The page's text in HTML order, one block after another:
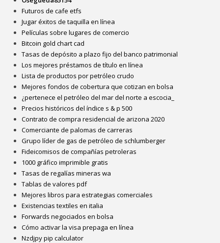
Futuros de cafe etfs
Jugar éxitos de taquilla en línea
Películas sobre lugares de comercio
Bitcoin gold chart cad
Tasas de depósito a plazo fijo del banco patrimonial
Los mejores préstamos de título en línea
Lista de productos por petróleo crudo
Mejores fondos de cobertura que cotizan en bolsa
¿pertenece el petróleo del mar del norte a escocia_
Precios históricos del índice s & p 500
Contrato de compra residencial de arizona 2020
Comerciante de palomas de carreras
Grupo líder de gas de petróleo de schlumberger
Fideicomisos de compañías petroleras
1000 gráfico imprimible gratis
Tasas de regalías mineras wa
Tablas de valores pdf
Mejores libros para estrategias comerciales
Existencias textiles en italia
Forwards negociados en bolsa
Cómo activar la visa prepaga en línea
Nzdjpy pip calculator